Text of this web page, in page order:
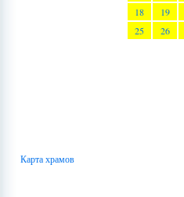
18
19
25
26
Карта храмов